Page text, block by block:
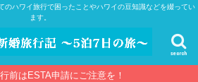
のハワイ旅行で困ったことやハワイの豆知識などを綴ってい
ます。
search
前はESTA申請にご注意を！